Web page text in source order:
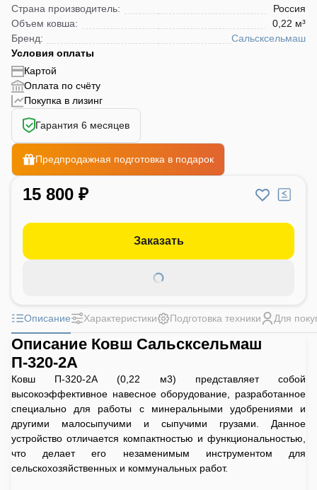
Страна производитель:
Россия
Объем ковша:
0,22 м³
Бренд:
Сальсксельмаш
Условия оплаты
Картой
Оплата по счёту
Покупка в лизинг
Гарантия 6 месяцев
Предпродажная подготовка в подарок
15 800 ₽
Заказать
Описание Характеристики Подготовка техники Для
Описание Ковш Сальсксельмаш
П-320-2А
Ковш П-320-2А (0,22 м3) представляет собой
высокоэффективное навесное оборудование, разработанное
специально для работы с минеральными удобрениями и
другими малосыпучими и сыпучими грузами. Данное
устройство отличается компактностью и функциональностью,
что делает его незаменимым инструментом для
сельскохозяйственных и коммунальных работ.